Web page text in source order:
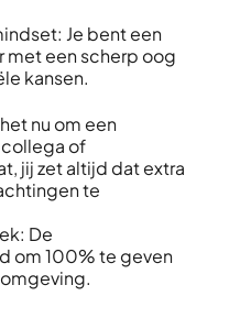
Je bent een
met een scherp oog
kansen.
nu om een
of
jij zet altijd dat extra
te
De
om 100% te geven